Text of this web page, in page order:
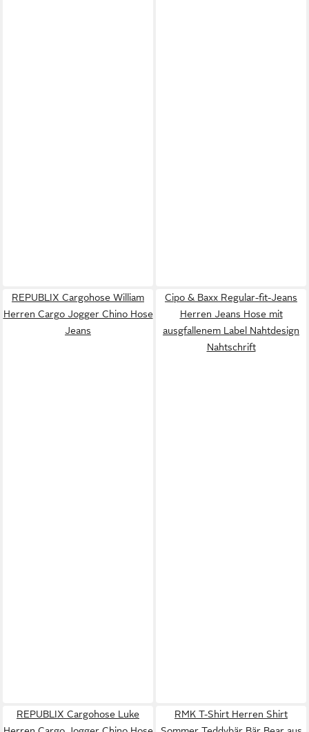
REPUBLIX Cargohose William
Herren Cargo Jogger Chino Hose
Jeans
Cipo & Baxx Regular-fit-Jeans
Herren Jeans Hose mit
ausgfallenem Label Nahtdesign
Nahtschrift
REPUBLIX Cargohose Luke
RMK T-Shirt Herren Shirt